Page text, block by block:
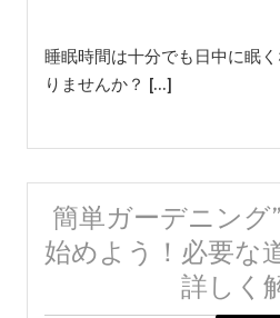
睡眠時間は十分でも日中に眠
りませんか？ […]
簡単ガーデニング
始めよう！必要な
詳しく